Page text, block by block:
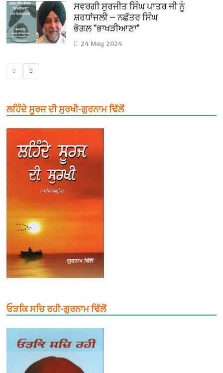
ਸਵਰਗੀ ਸੁਰਜੀਤ ਸਿੰਘ ਪਾਤਰ ਜੀ ਨੂੰ
ਸ਼ਰਧਾਂਜਲੀ — ਨਛੱਤਰ ਸਿੰਘ
ਭੋਗਲ “ਭਾਖੜੀਆਣਾ”
24 May 2024
ਲਹਿੰਦੇ ਸੂਰਜ ਦੀ ਸੁਰਖੀ-ਗੁਰਨਾਮ ਢਿੱਲੋਂ
ਓੜਕਿ ਸਚਿ ਰਹੀ-ਗੁਰਨਾਮ ਢਿੱਲੋਂ